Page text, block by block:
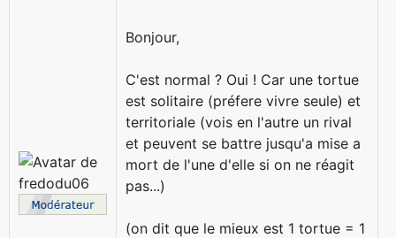
Bonjour,
C'est normal ? Oui ! Car une tortue
est solitaire (préfere vivre seule) et
territoriale (vois en l'autre un rival
et peuvent se battre jusqu'a mise a
mort de l'une d'elle si on ne réagit
pas...)
(on dit que le mieux est 1 tortue = 1